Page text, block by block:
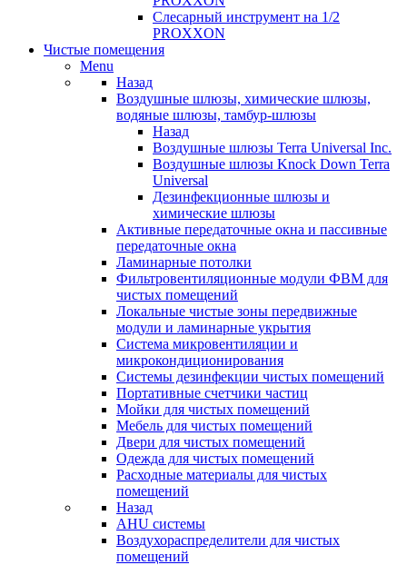
Слесарный инструмент на 1/2
PROXXON
Чистые помещения
Menu
Назад
Воздушные шлюзы, химические шлюзы,
водяные шлюзы, тамбур-шлюзы
Назад
Воздушные шлюзы Terra Universal Inc.
Воздушные шлюзы Knock Down Terra
Universal
Дезинфекционные шлюзы и
химические шлюзы
Активные передаточные окна и пассивные
передаточные окна
Ламинарные потолки
Фильтровентиляционные модули ФВМ для
чистых помещений
Локальные чистые зоны передвижные
модули и ламинарные укрытия
Система микровентиляции и
микрокондиционирования
Системы дезинфекции чистых помещений
Портативные счетчики частиц
Мойки для чистых помещений
Мебель для чистых помещений
Двери для чистых помещений
Одежда для чистых помещений
Расходные материалы для чистых
помещений
Назад
AHU системы
Воздухораспределители для чистых
помещений